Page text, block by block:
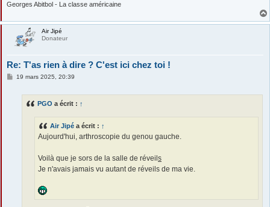
Georges Abitbol - La classe américaine
Air Jipé
Donateur
Re: T'as rien à dire ? C'est ici chez toi !
M19 mars 2025, 20:39
PGO a écrit : ↑
Air Jipé a écrit : ↑
Aujourd'hui, arthroscopie du genou gauche.
Voilà que je sors de la salle de réveils
Je n'avais jamais vu autant de réveils de ma vie.